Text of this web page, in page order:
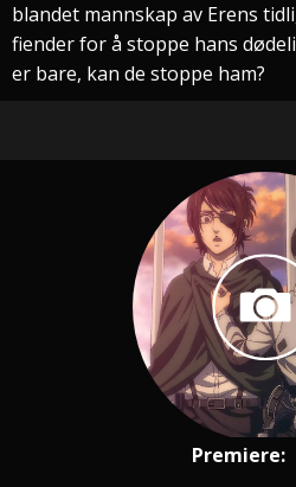
blandet mannskap av Erens
fiender for å stoppe hans
er bare, kan de stoppe ham?
Premiere: